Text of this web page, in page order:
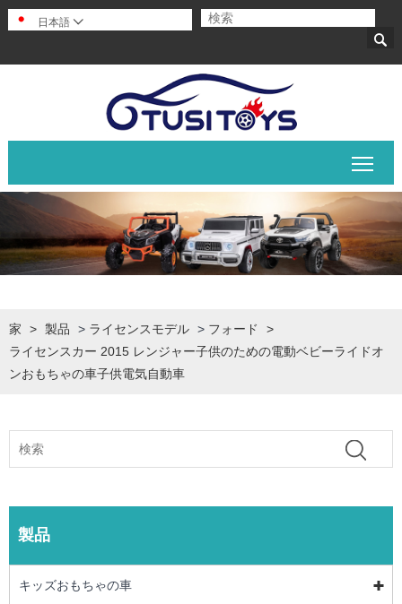

日本語 
家 > 製品 > ライセンスモデル > フォード
>
ライセンスカー 2015 レンジャー子供のための電動ベビーライドオ
ンおもちゃの車子供電気自動車
製品
キッズおもちゃの車